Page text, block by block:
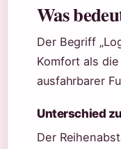
Was
Der Begriff
Komfort als
ausfahrbarer
Unterschied
Der